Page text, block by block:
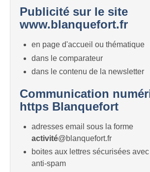
Publicité sur le site
www.blanquefort.fr
en page d'accueil ou thématique
dans le comparateur
dans le contenu de la newsletter
Communication
https Blanquefort
adresses email sous la forme
activité@blanquefort.fr
boites aux lettres sécurisées
anti-spam